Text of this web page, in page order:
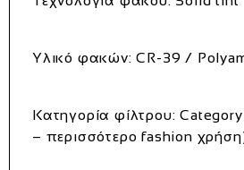
Υλικό φακών: CR-39 /
Κατηγορία φίλτρου:
– περισσότερο fashion